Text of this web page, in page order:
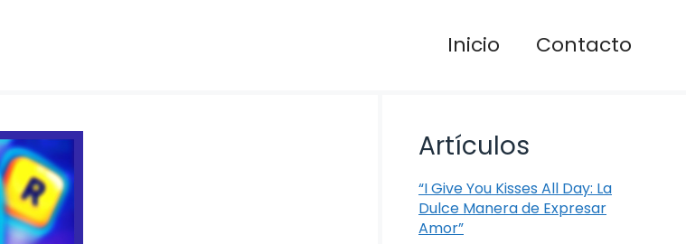
Inicio Contacto
Artículos
“I Give You Kisses All Day: La
Dulce Manera de Expresar
Amor”